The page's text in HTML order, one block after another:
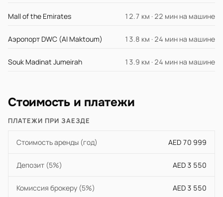
Mall of the Emirates 12.7 км · 22 мин на машине
Аэропорт DWC (Al Maktoum) 13.8 км · 24 мин на машине
Souk Madinat Jumeirah 13.9 км · 24 мин на машине
Стоимость и платежи
ПЛАТЕЖИ ПРИ ЗАЕЗДЕ
Стоимость аренды (год) AED 70 999
Депозит (5%) AED 3 550
Комиссия брокеру (5%) AED 3 550